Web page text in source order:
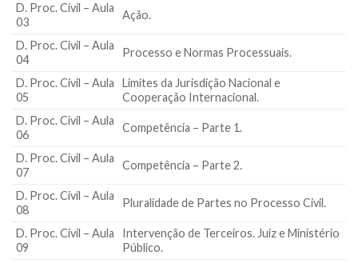
D. Proc. Civil – Aula
03
Ação.
D. Proc. Civil – Aula
04
Processo e Normas Processuais.
D. Proc. Civil – Aula
05
Limites da Jurisdição Nacional e
Cooperação Internacional.
D. Proc. Civil – Aula
06
Competência – Parte 1.
D. Proc. Civil – Aula
07
Competência – Parte 2.
D. Proc. Civil – Aula
08
Pluralidade de Partes no Processo Civil.
D. Proc. Civil – Aula
09
Intervenção de Terceiros. Juiz e Ministério
Público.